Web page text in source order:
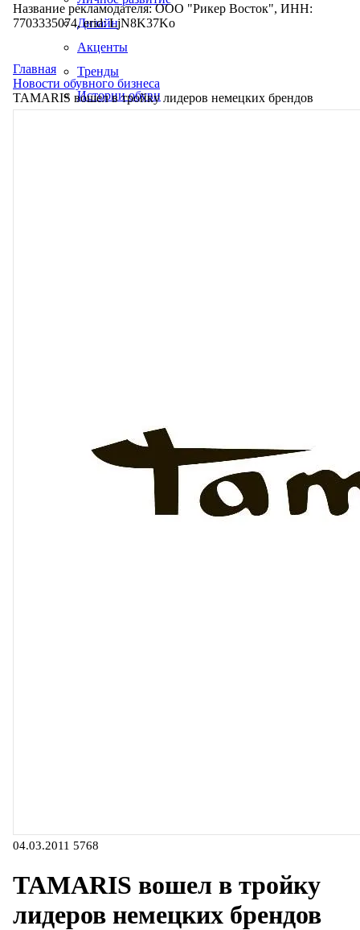
Дизайн
Акценты
Тренды
Истории обуви
Название рекламодателя: ООО "Рикер Восток", ИНН:
7703335074, erid: LjN8K37Ko
Главная
Новости обувного бизнеса
TAMARIS вошел в тройку лидеров немецких брендов
04.03.2011 5768
TAMARIS вошел в тройку
лидеров немецких брендов